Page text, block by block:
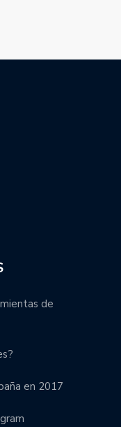
de
en 2017